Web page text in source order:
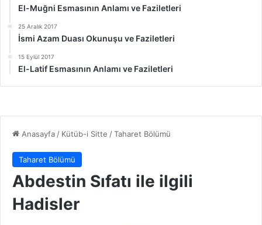
El-Muğni Esmasının Anlamı ve Faziletleri
25 Aralık 2017
İsmi Azam Duası Okunuşu ve Faziletleri
15 Eylül 2017
El-Latif Esmasının Anlamı ve Faziletleri